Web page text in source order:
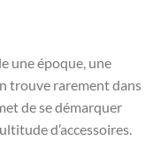
une époque, une
trouve rarement dans
de se démarquer
d’accessoires.